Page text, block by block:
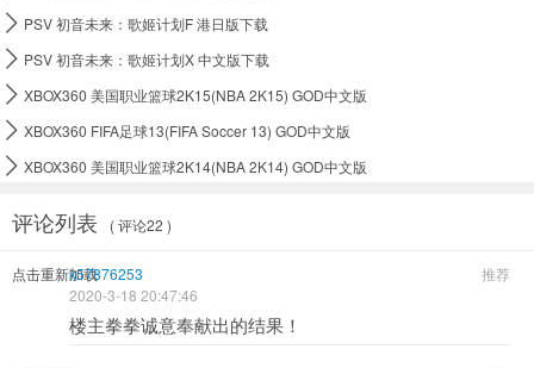
 PSV 初音未来：歌姬计划F 港日版下载
 PSV 初音未来：歌姬计划X 中文版下载
 XBOX360 美国职业篮球2K15(NBA 2K15) GOD中文版
 XBOX360 FIFA足球13(FIFA Soccer 13) GOD中文版
 XBOX360 美国职业篮球2K14(NBA 2K14) GOD中文版
评论列表 ( 评论22 )
点击重新加载 推荐
k57876253
2020-3-18 20:47:46
楼主拳拳诚意奉献出的结果！